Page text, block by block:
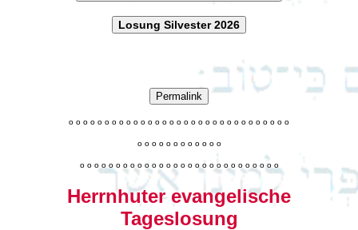
Losung Silvester 2026
Permalink
o o o o o o o o o o o o o o o o o o o o o o o o o o o o o o o
o o o o o o o o o o o o
o o o o o o o o o o o o o o o o o o o o o o o o o o o o
Herrnhuter evangelische
Tageslosung